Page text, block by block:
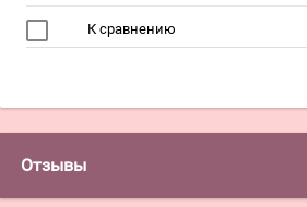
К сравнению
Отзывы